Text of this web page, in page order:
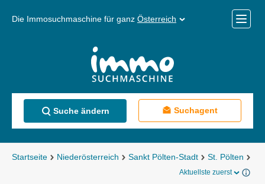
Die Immosuchmaschine für ganz Österreich
Menü
Suche ändern Suchagent
Startseite Niederösterreich Sankt Pölten-Stadt St. Pölten
Aktuellste zuerst